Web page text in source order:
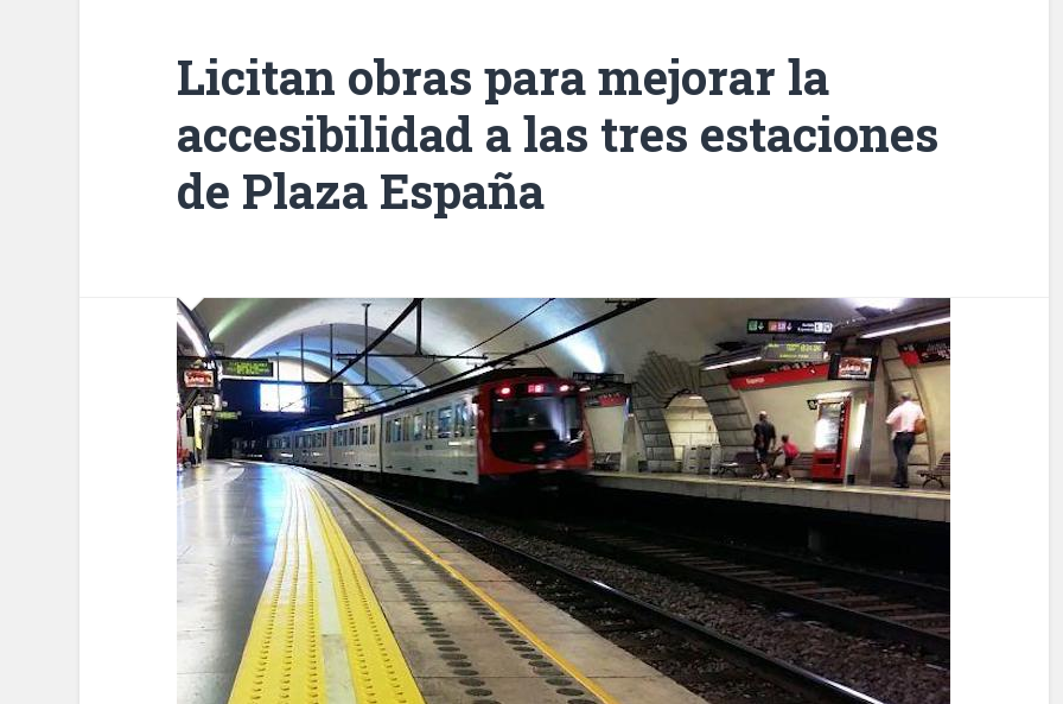
Licitan obras para mejorar la
accesibilidad a las tres estaciones
de Plaza España